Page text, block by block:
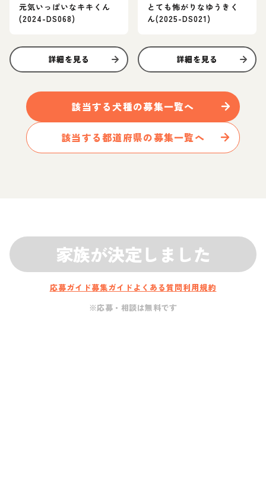
元気いっぱいなキキくん
(2024-DS068)
詳細を見る
とても怖がりなゆうきく
ん(2025-DS021)
詳細を見る
該当する犬種の募集一覧へ
該当する都道府県の募集一覧へ
家族が決定しました
応募ガイド募集ガイド よくある質問利用規約
※応募・相談は無料です